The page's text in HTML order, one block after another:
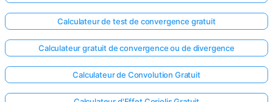
Calculateur de test de convergence gratuit
Calculateur gratuit de convergence ou de divergence
Calculateur de Convolution Gratuit